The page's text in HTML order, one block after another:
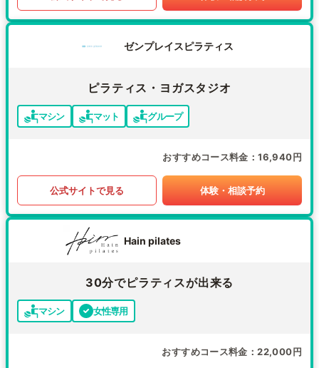
ゼンプレイスピラティス
ピラティス・ヨガスタジオ
マシン マット グループ
おすすめコース料金 16,940円
公式サイトで見る 体験・相談予約
Hain pilates
30分でピラティスが出来る
マシン 女性専用
おすすめコース料金 22,000円